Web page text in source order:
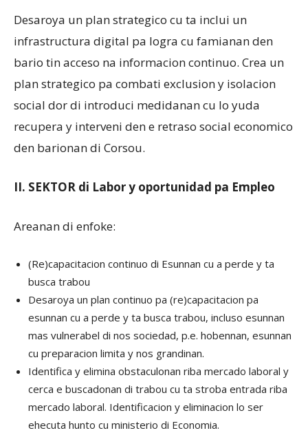
Desaroya un plan strategico cu ta inclui un
infrastructura digital pa logra cu famianan den
bario tin acceso na informacion continuo. Crea un
plan strategico pa combati exclusion y isolacion
social dor di introduci medidanan cu lo yuda
recupera y interveni den e retraso social economico
den barionan di Corsou.
II. SEKTOR di Labor y oportunidad pa Empleo
Areanan di enfoke:
(Re)capacitacion continuo di Esunnan cu a perde y ta
busca trabou
Desaroya un plan continuo pa (re)capacitacion pa
esunnan cu a perde y ta busca trabou, incluso esunnan
mas vulnerabel di nos sociedad, p.e. hobennan, esunnan
cu preparacion limita y nos grandinan.
Identifica y elimina obstaculonan riba mercado laboral y
cerca e buscadonan di trabou cu ta stroba entrada riba
mercado laboral. Identificacion y eliminacion lo ser
ehecuta hunto cu ministerio di Economia.